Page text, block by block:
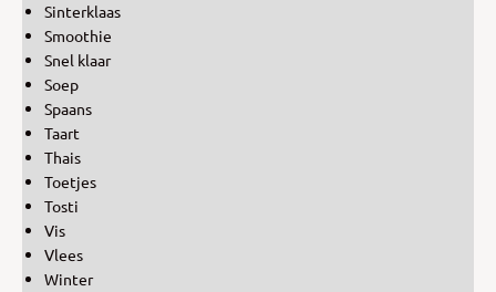
Sinterklaas
Smoothie
Snel klaar
Soep
Spaans
Taart
Thais
Toetjes
Tosti
Vis
Vlees
Winter